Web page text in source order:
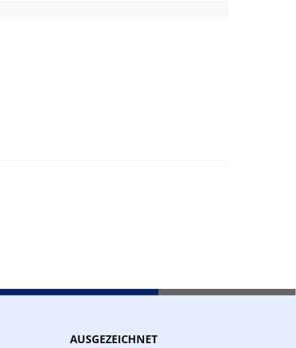
AUSGEZEICHNET